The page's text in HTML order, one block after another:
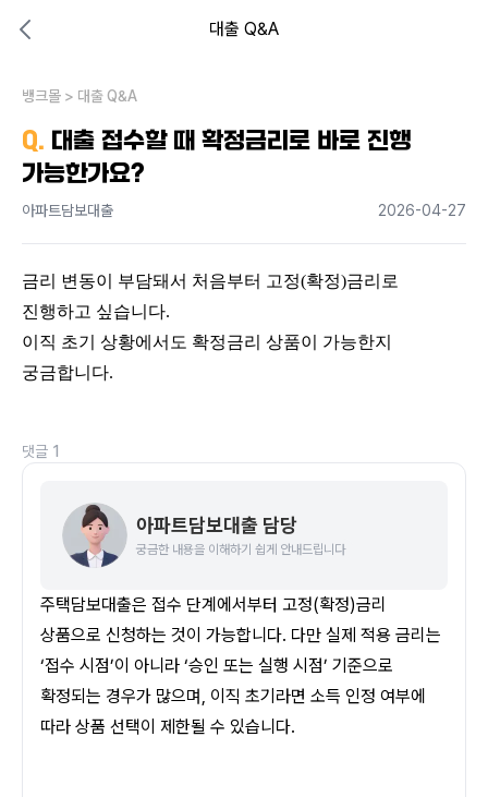
대출 Q&A
내 상황엔 어떤 방법이 있을까?
뱅크몰 > 대출 Q&A
Q. 대출 접수할 때 확정금리로 바로 진행
가능한가요?
아파트담보대출 2026-04-27
금리 변동이 부담돼서 처음부터 고정(확정)금리로
진행하고 싶습니다.
이직 초기 상황에서도 확정금리 상품이 가능한지
궁금합니다.
댓글 1
아파트담보대출 담당
궁금한 내용을 이해하기 쉽게 안내드립니다
주택담보대출은 접수 단계에서부터 고정(확정)금리
상품으로 신청하는 것이 가능합니다. 다만 실제 적용 금리는
‘접수 시점’이 아니라 ‘승인 또는 실행 시점’ 기준으로
확정되는 경우가 많으며, 이직 초기라면 소득 인정 여부에
따라 상품 선택이 제한될 수 있습니다.